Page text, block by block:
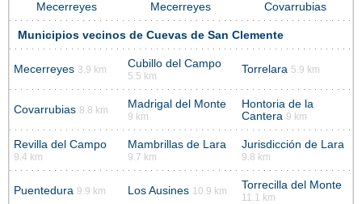
Mecerreyes Mecerreyes Covarrubias
Municipios vecinos de Cuevas de San Clemente
Mecerreyes 3.9 km Cubillo del Campo
5.5 km
Torrelara 5.9 km
Covarrubias 8.8 km Madrigal del Monte
9 km
Hontoria de la
Cantera 9 km
Revilla del Campo
9.4 km
Mambrillas de Lara
9.7 km
Jurisdicción de Lara
9.8 km
Puentedura 9.9 km Los Ausines 10.9 km Torrecilla del Monte
11.1 km